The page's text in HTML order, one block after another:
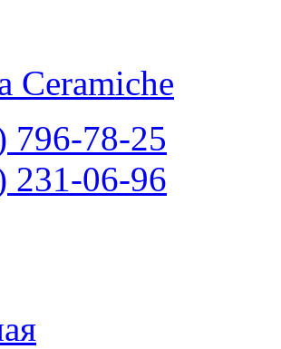
Ceramiche
796-78-25
231-06-96